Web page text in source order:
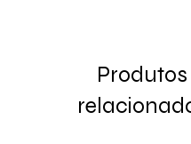
Produtos